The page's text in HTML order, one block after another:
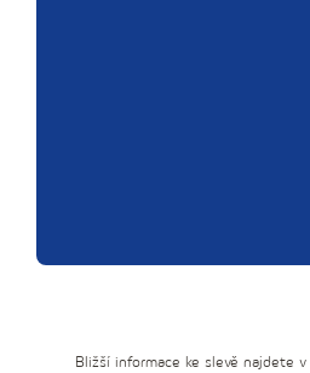
Bližší informace ke slevě najdete v